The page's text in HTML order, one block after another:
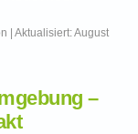
| Aktualisiert: August
–